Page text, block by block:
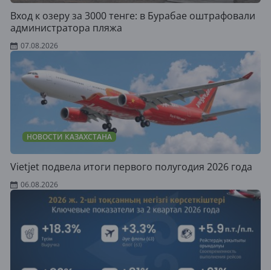
Вход к озеру за 3000 тенге: в Бурабае оштрафовали
администратора пляжа
07.08.2026
НОВОСТИ КАЗАХСТАНА
Vietjet подвела итоги первого полугодия 2026 года
06.08.2026